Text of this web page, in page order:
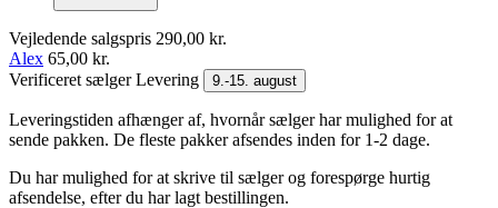
Vejledende salgspris 290,00 kr.
Alex 65,00 kr.
Verificeret sælgerLevering 9.-15. august
Leveringstiden afhænger af, hvornår sælger har mulighed for at
sende pakken. De fleste pakker afsendes inden for 1-2 dage.
Du har mulighed for at skrive til sælger og forespørge hurtig
afsendelse, efter du har lagt bestillingen.